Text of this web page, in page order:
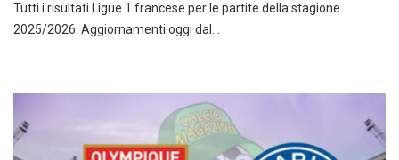
Tutti i risultati Ligue 1 francese per le partite della stagione
2025/2026. Aggiornamenti oggi dal…